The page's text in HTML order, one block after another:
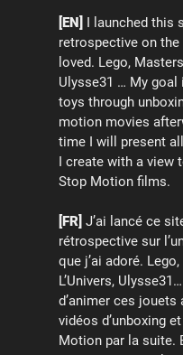
[EN] I launched this
retrospective on
loved. Lego,
Ulysse31 … My
toys through
motion movies
time I will present
I create with a view
Stop Motion films.
[FR] J’ai lancé ce
rétrospective sur
que j’ai adoré.
L’Univers,
d’animer ces jouets
vidéos d’unboxing
Motion par la suite.